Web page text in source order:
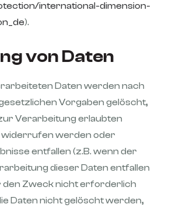
international-dimension-
).
von Daten
Daten werden nach
Vorgaben gelöscht,
Verarbeitung erlaubten
widerrufen werden oder
entfallen (z.B. wenn der
dieser Daten entfallen
den Zweck nicht erforderlich
Daten nicht gelöscht werden,